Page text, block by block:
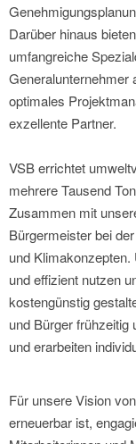
Darüber hinaus
umfangreiche
Generalunternehmer
optimales
exzellente Partner.
VSB errichtet
mehrere Tausend
Zusammen mit
Bürgermeister bei
und
und effizient nutzen
kostengünstig
und Bürger
und erarbeiten
Für unsere Vision
erneuerbar ist,